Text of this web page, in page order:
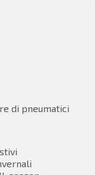
di pneumatici